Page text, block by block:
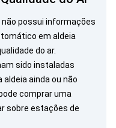
possui informações
em aldeia
do ar.
sido instaladas
ainda ou não
comprar uma
sobre estações de